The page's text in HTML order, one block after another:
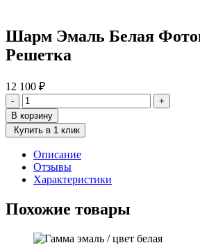
Шарм Эмаль Белая
Решетка
12 100 ₽
Количество
товара
Шарм
Эмаль
Фотопечать
Решетка
-
+
В корзину
Купить в 1 клик
Описание
Отзывы
Характеристики
Похожие товары